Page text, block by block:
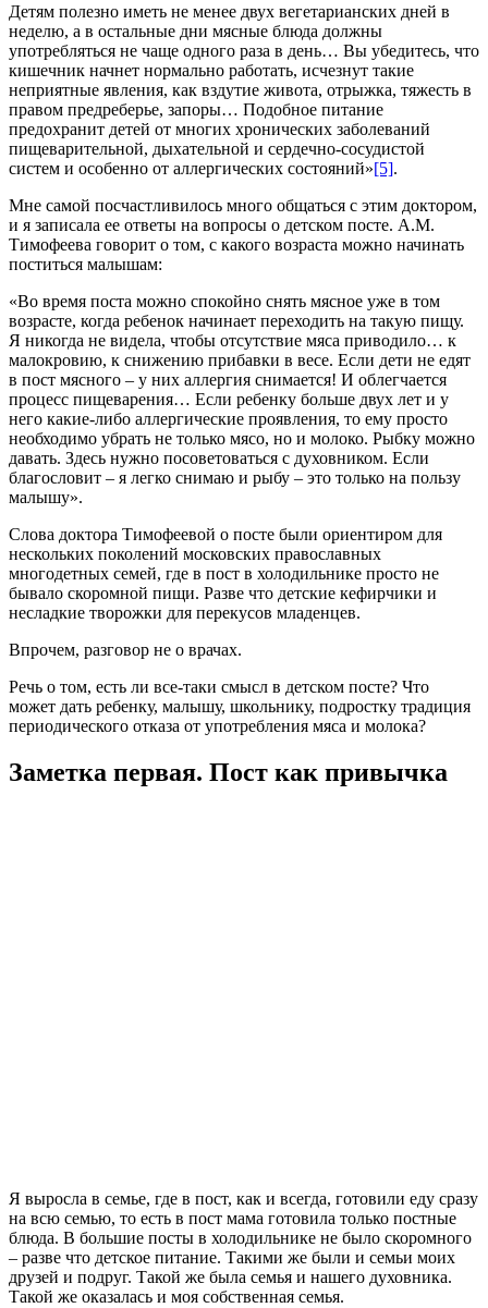
Детям полезно иметь не менее двух вегетарианских дней в
неделю, а в остальные дни мясные блюда должны
употребляться не чаще одного раза в день… Вы убедитесь, что
кишечник начнет нормально работать, исчезнут такие
неприятные явления, как вздутие живота, отрыжка, тяжесть в
правом предреберье, запоры… Подобное питание
предохранит детей от многих хронических заболеваний
пищеварительной, дыхательной и сердечно-сосудистой
систем и особенно от аллергических состояний»[5].
Мне самой посчастливилось много общаться с этим доктором,
и я записала ее ответы на вопросы о детском посте. А.М.
Тимофеева говорит о том, с какого возраста можно начинать
поститься малышам:
«Во время поста можно спокойно снять мясное уже в том
возрасте, когда ребенок начинает переходить на такую пищу.
Я никогда не видела, чтобы отсутствие мяса приводило… к
малокровию, к снижению прибавки в весе. Если дети не едят
в пост мясного – у них аллергия снимается! И облегчается
процесс пищеварения… Если ребенку больше двух лет и у
него какие-либо аллергические проявления, то ему просто
необходимо убрать не только мясо, но и молоко. Рыбку можно
давать. Здесь нужно посоветоваться с духовником. Если
благословит – я легко снимаю и рыбу – это только на пользу
малышу».
Слова доктора Тимофеевой о посте были ориентиром для
нескольких поколений московских православных
многодетных семей, где в пост в холодильнике просто не
бывало скоромной пищи. Разве что детские кефирчики и
несладкие творожки для перекусов младенцев.
Впрочем, разговор не о врачах.
Речь о том, есть ли все-таки смысл в детском посте? Что
может дать ребенку, малышу, школьнику, подростку традиция
периодического отказа от употребления мяса и молока?
Заметка первая. Пост как привычка
Я выросла в семье, где в пост, как и всегда, готовили еду сразу
на всю семью, то есть в пост мама готовила только постные
блюда. В большие посты в холодильнике не было скоромного
– разве что детское питание. Такими же были и семьи моих
друзей и подруг. Такой же была семья и нашего духовника.
Такой же оказалась и моя собственная семья.